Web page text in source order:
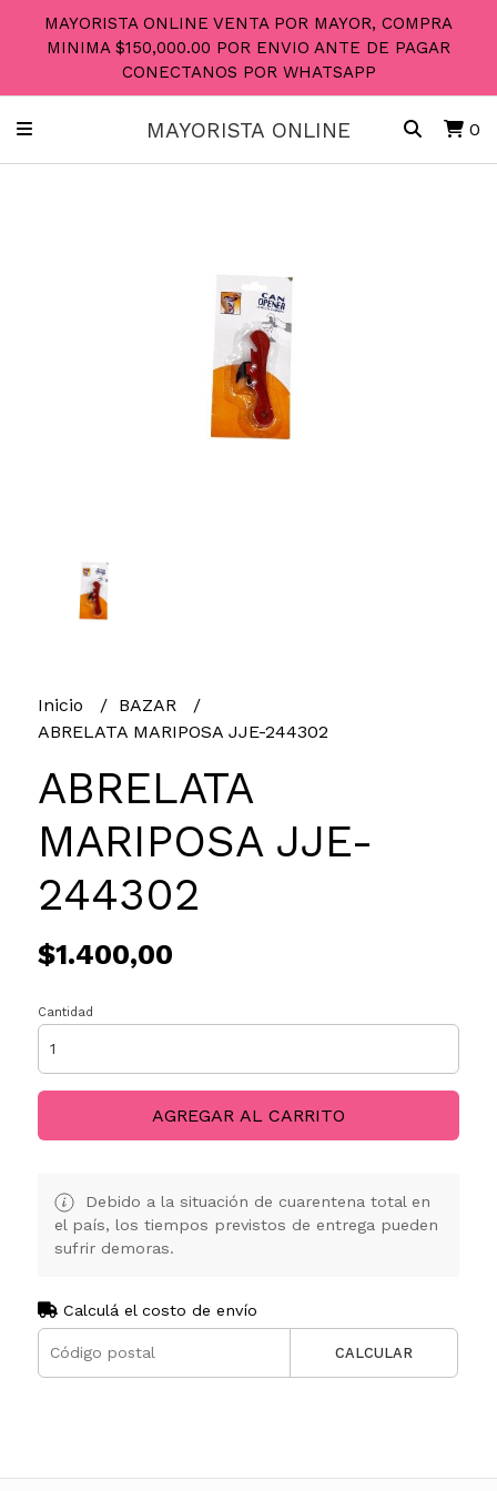
MAYORISTA ONLINE VENTA POR MAYOR, COMPRA
MINIMA $150,000.00 POR ENVIO ANTE DE PAGAR
CONECTANOS POR WHATSAPP
MAYORISTA ONLINE 0
Inicio
BAZAR
ABRELATA MARIPOSA JJE-244302
ABRELATA
MARIPOSA JJE-
244302
$1.400,00
Cantidad
AGREGAR AL CARRITO
Debido a la situación de cuarentena total en
el país, los tiempos previstos de entrega pueden
sufrir demoras.
Calculá el costo de envío
CALCULAR